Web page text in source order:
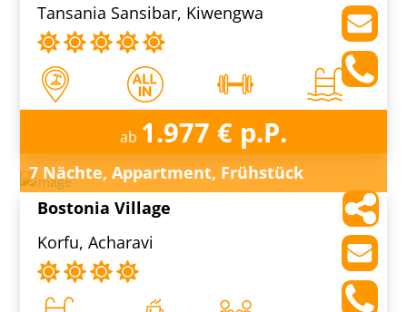
Tansania Sansibar, Kiwengwa
ab 1.977 € p.P.
7 Nächte, Appartment, Frühstück
Bostonia Village
Korfu, Acharavi